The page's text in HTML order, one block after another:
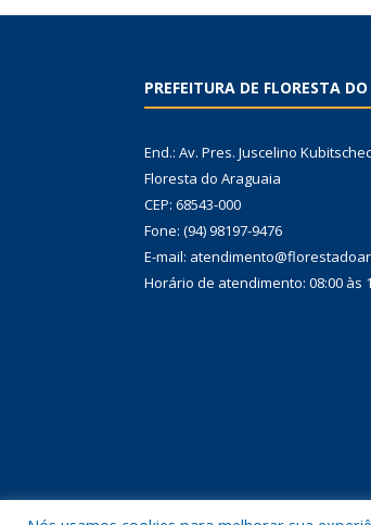
PREFEITURA DE FLORESTA
End.: Av. Pres. Juscelino
Floresta do Araguaia
CEP: 68543-000
Fone: (94) 98197-9476
E-mail:
Horário de atendimento: 08:00 às